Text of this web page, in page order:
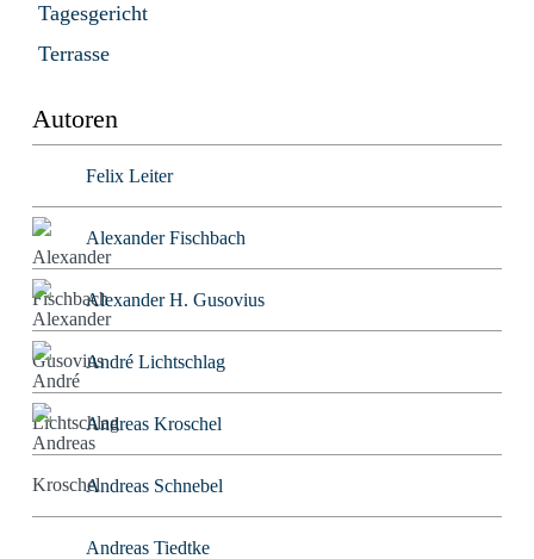
Tagesgericht
Terrasse
Autoren
Felix Leiter
Alexander Fischbach
Alexander H. Gusovius
André Lichtschlag
Andreas Kroschel
Andreas Schnebel
Andreas Tiedtke